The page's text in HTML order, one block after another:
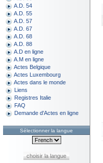
A.D. 54
A.D. 55
A.D. 57
A.D. 67
A.D. 68
A.D. 88
A.D en ligne
A.M en ligne
Actes Belgique
Actes Luxembourg
Actes dans le monde
Liens
Registres Italie
FAQ
Demande d'Actes en ligne
Sélectionner la langue
choisir la langue